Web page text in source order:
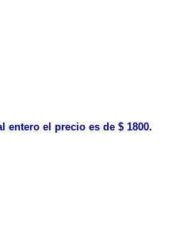
entero el precio es de $ 1800.